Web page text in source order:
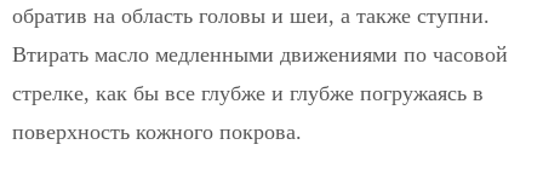
обратив на область головы и шеи, а также ступни.
Втирать масло медленными движениями по часовой
стрелке, как бы все глубже и глубже погружаясь в
поверхность кожного покрова.